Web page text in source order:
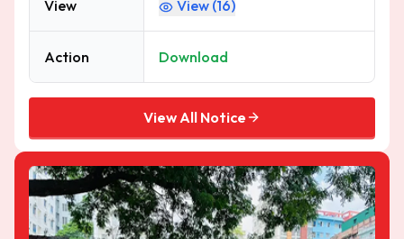
View View (16)
Action Download
View All Notice